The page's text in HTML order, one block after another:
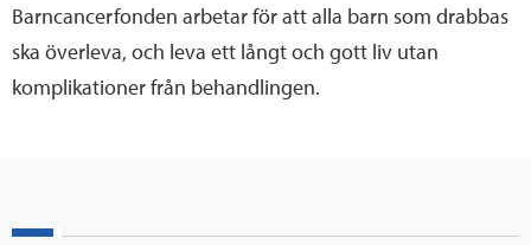
Barncancerfonden arbetar för att alla barn som drabbas
ska överleva, och leva ett långt och gott liv utan
komplikationer från behandlingen.